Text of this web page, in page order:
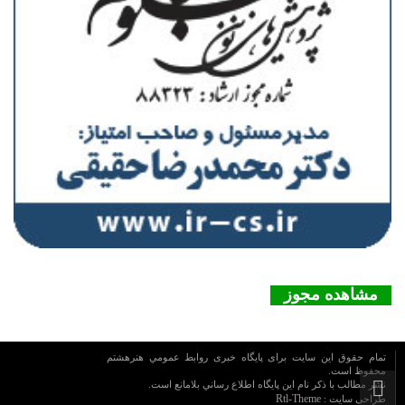
مشاهده مجوز
تمام حقوق این سایت برای پایگاه خبری روابط عمومي هنرهشتم
محفوظ است.
نشر مطالب با ذکر نام اين پايگاه اطلاع رساني بلامانع است.
طراحی سایت : Rtl-Theme